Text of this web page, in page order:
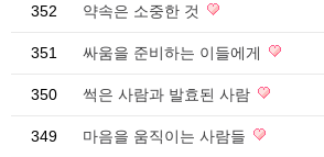
352 약속은 소중한 것
351 싸움을 준비하는 이들에게
350 썩은 사람과 발효된 사람
349 마음을 움직이는 사람들